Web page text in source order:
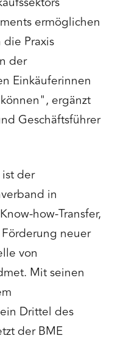
ermöglichen
Praxis
der
Einkäuferinnen
ergänzt
Geschäftsführer
der
in
how-Transfer,
neuer
von
Mit seinen
Drittel des
der BME